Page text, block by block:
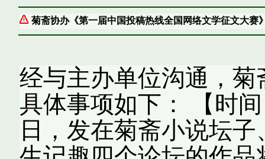
菊斋协办《第一届中国投稿热线全国网络文学征文大赛
经与主办单位沟通，
具体事项如下： 【时
日，发在菊斋小说坛